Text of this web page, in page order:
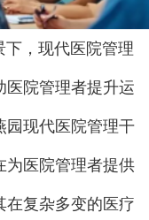
，现代医院管理
医院管理者提升运
园现代医院管理干
为医院管理者提供
在复杂多变的医疗